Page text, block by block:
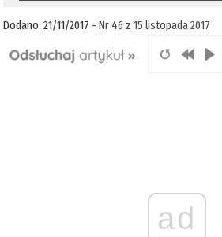
Dodano: 21/11/2017 -Nr 46 z 15 listopada 2017
ad